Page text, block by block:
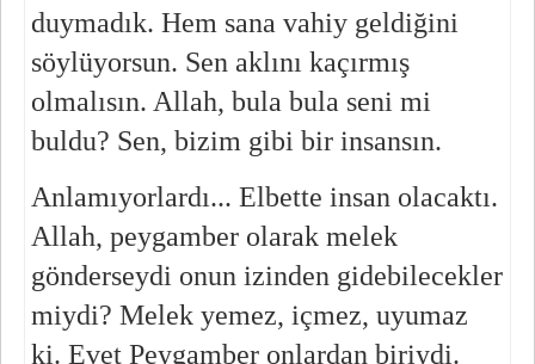
duymadık. Hem sana vahiy geldiğini
söylüyorsun. Sen aklını kaçırmış
olmalısın. Allah, bula bula seni mi
buldu? Sen, bizim gibi bir insansın.
Anlamıyorlardı... Elbette insan olacaktı.
Allah, peygamber olarak melek
gönderseydi onun izinden gidebilecekler
miydi? Melek yemez, içmez, uyumaz
ki. Evet Peygamber onlardan biriydi.